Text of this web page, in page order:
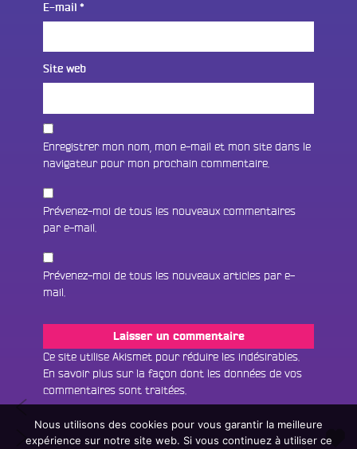
E-mail *
Site web
Enregistrer mon nom, mon e-mail et mon site dans le
navigateur pour mon prochain commentaire.
Prévenez-moi de tous les nouveaux commentaires
par e-mail.
Prévenez-moi de tous les nouveaux articles par e-
mail.
Ce site utilise Akismet pour réduire les indésirables.
En savoir plus sur la façon dont les données de vos
commentaires sont traitées.
Navigation
Voyage
au
coeur
Entre
Écouter le direct
Nous utilisons des cookies pour vous garantir la meilleure
expérience sur notre site web. Si vous continuez à utiliser ce